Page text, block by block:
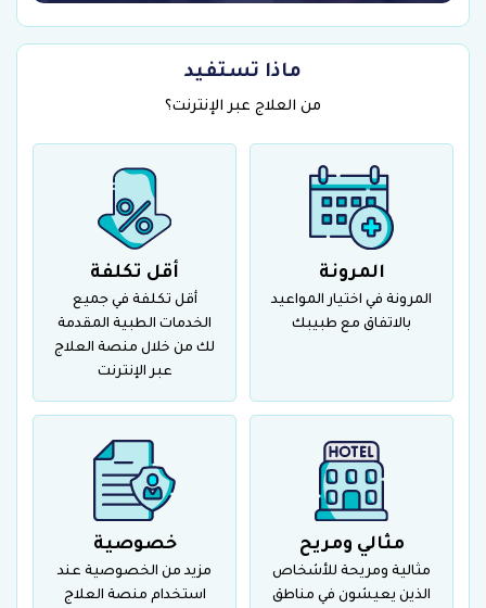
ماذا تستفيد
من العلاج عبر الإنترنت؟
المرونة
المرونة في اختيار المواعيد
بالاتفاق مع طبيبك
أقل تكلفة
أقل تكلفة في جميع
الخدمات الطبية المقدمة
لك من خلال منصة العلاج
عبر الإنترنت
مثالي ومريح
مثالية ومريحة للأشخاص
الذين يعيشون في مناطق
خصوصية
مزيد من الخصوصية عند
استخدام منصة العلاج